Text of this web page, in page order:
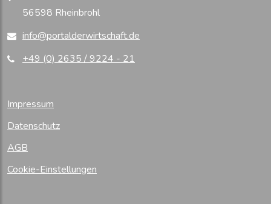
56598 Rheinbrohl
info@portalderwirtschaft.de
+49 (0) 2635 / 9224 - 21
Impressum
Datenschutz
AGB
Cookie-Einstellungen